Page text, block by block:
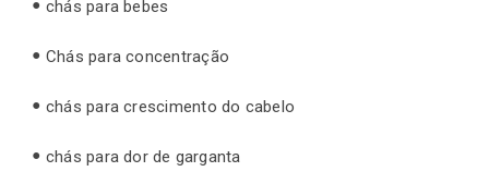
chás para bebes
Chás para concentração
chás para crescimento do cabelo
chás para dor de garganta